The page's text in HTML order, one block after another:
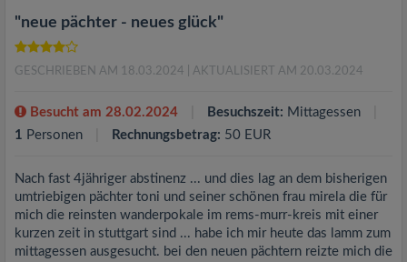
"neue pächter - neues glück"
GESCHRIEBEN AM 18.03.2024 | AKTUALISIERT AM 20.03.2024
Besucht am 28.02.2024 Besuchszeit: Mittagessen
1 Personen Rechnungsbetrag: 50 EUR
Nach fast 4jähriger abstinenz ... und dies lag an dem bisherigen
umtriebigen pächter toni und seiner schönen frau mirela die für
mich die reinsten wanderpokale im rems-murr-kreis mit einer
kurzen zeit in stuttgart sind ... habe ich mir heute das lamm zum
mittagessen ausgesucht. bei den neuen pächtern reizte mich die